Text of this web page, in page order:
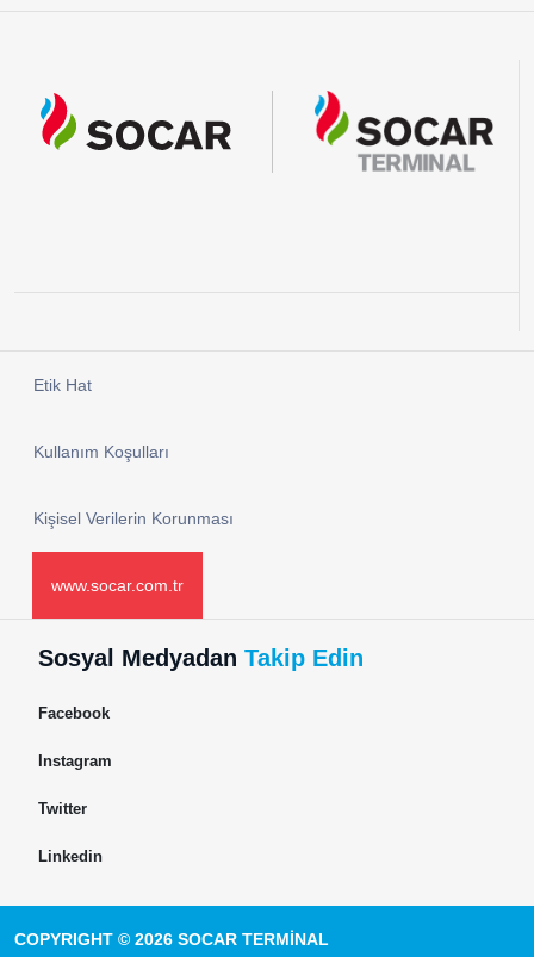
Etik Hat
Kullanım Koşulları
Kişisel Verilerin Korunması
www.socar.com.tr
Sosyal Medyadan Takip Edin
Facebook
Instagram
Twitter
Linkedin
COPYRIGHT © 2026 SOCAR TERMİNAL